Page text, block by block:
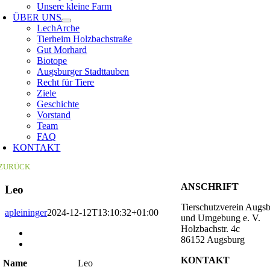
Unsere kleine Farm
ÜBER UNS
LechArche
Tierheim Holzbachstraße
Gut Morhard
Biotope
Augsburger Stadttauben
Recht für Tiere
Ziele
Geschichte
Vorstand
Team
FAQ
KONTAKT
Leo
apleininger2024-12-12T13:10:32+01:00
Name
Leo
ANSCHRIFT
Tierschutzverein
und Umgebung e. V.
Holzbachstr. 4c
86152 Augsburg
KONTAKT